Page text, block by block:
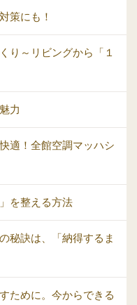
策にも！
り～リビングから「１
力
適！全館空調マッハシ
を整える方法
秘訣は、「納得するま
ために。今からできる